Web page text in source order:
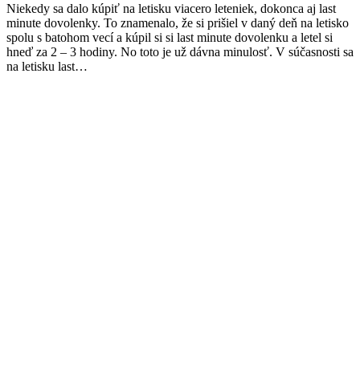
Niekedy sa dalo kúpiť na letisku viacero leteniek, dokonca aj last
minute dovolenky. To znamenalo, že si prišiel v daný deň na letisko
spolu s batohom vecí a kúpil si si last minute dovolenku a letel si
hneď za 2 – 3 hodiny. No toto je už dávna minulosť. V súčasnosti sa
na letisku last…